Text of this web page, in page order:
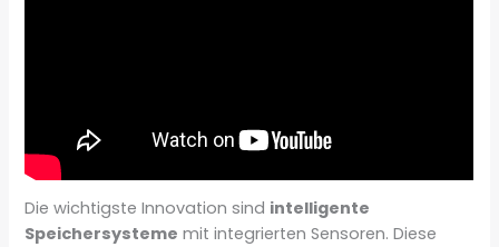
Die wichtigste Innovation sind intelligente
Speichersysteme mit integrierten Sensoren. Diese